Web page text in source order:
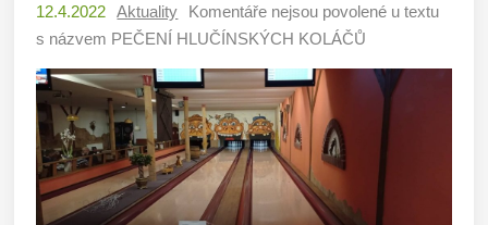
12.4.2022 Aktuality Komentáře nejsou povolené u textu
s názvem PEČENÍ HLUČÍNSKÝCH KOLÁČŮ